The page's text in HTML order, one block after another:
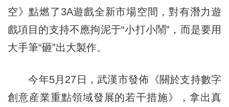
空》點燃了3A遊戲全新市場空間，對有潛力遊
戲項目的支持不應拘泥于“小打小鬧”，而是要用
大手筆“砸”出大製作。
今年5月27日，武漢市發佈《關於支持數字
創意産業重點領域發展的若干措施》，拿出真